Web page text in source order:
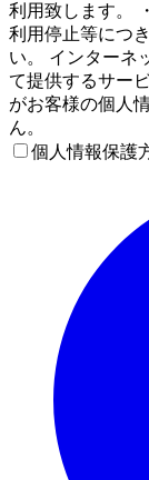
利用致します。
利用停止等につ
い。 インターネ
て提供するサー
がお客様の個人
ん。
個人情報保護